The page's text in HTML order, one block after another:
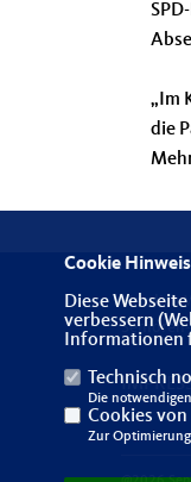
Im
die
Herzlich
Cookie Hinweis
Diese
verbessern
Informationen
Technisch
Die
Cookies
Zur